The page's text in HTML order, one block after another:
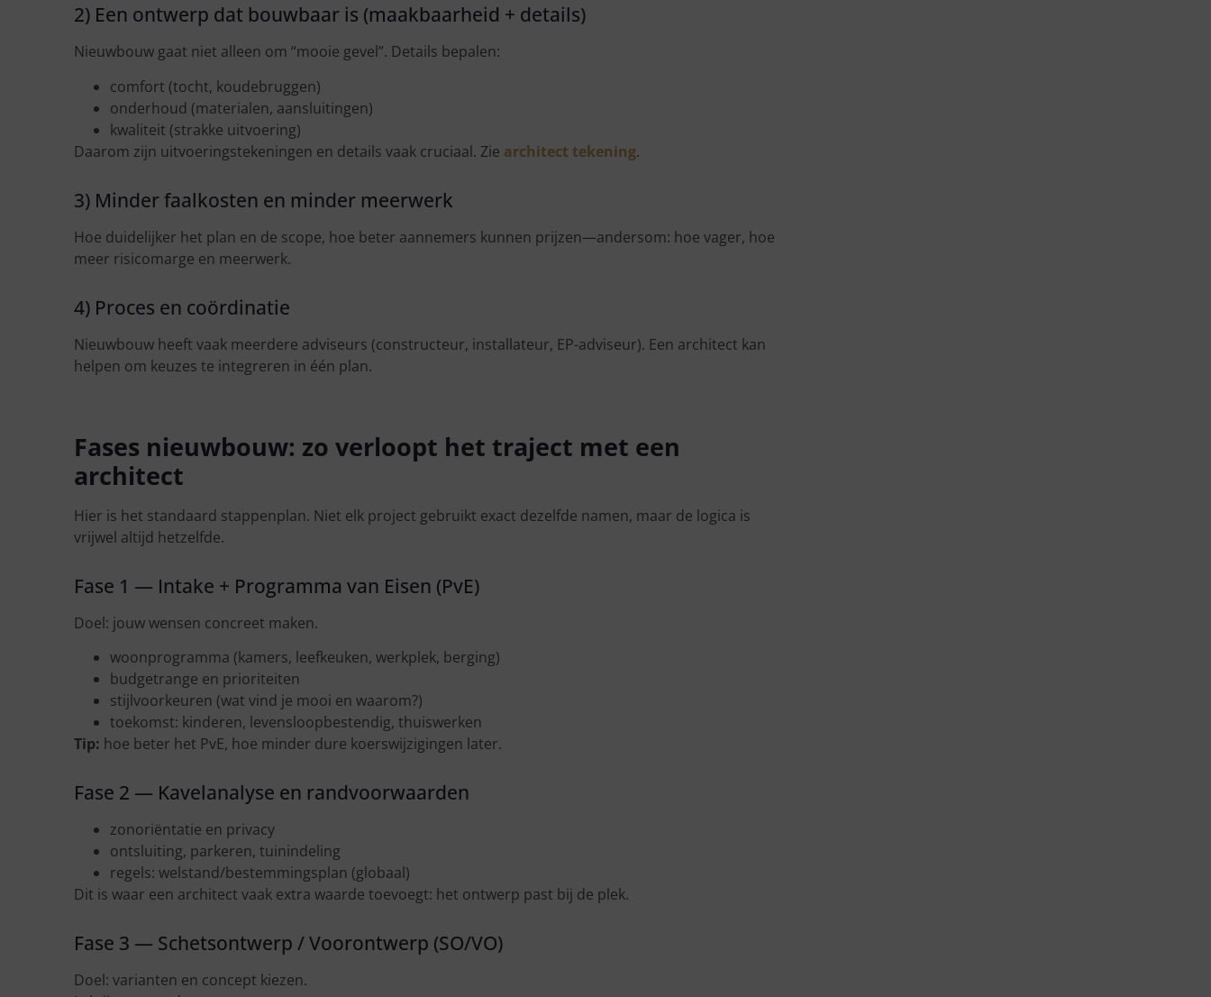
2) Een ontwerp dat bouwbaar is (maakbaarheid + details)
Nieuwbouw gaat niet alleen om “mooie gevel”. Details bepalen:
comfort (tocht, koudebruggen)
onderhoud (materialen, aansluitingen)
kwaliteit (strakke uitvoering)
Daarom zijn uitvoeringstekeningen en details vaak cruciaal. Zie architect tekening.
3) Minder faalkosten en minder meerwerk
Hoe duidelijker het plan en de scope, hoe beter aannemers kunnen prijzen—andersom: hoe vager, hoe
meer risicomarge en meerwerk.
4) Proces en coördinatie
Nieuwbouw heeft vaak meerdere adviseurs (constructeur, installateur, EP-adviseur). Een architect kan
helpen om keuzes te integreren in één plan.
Fases nieuwbouw: zo verloopt het traject met een
architect
Hier is het standaard stappenplan. Niet elk project gebruikt exact dezelfde namen, maar de logica is
vrijwel altijd hetzelfde.
Fase 1 — Intake + Programma van Eisen (PvE)
Doel: jouw wensen concreet maken.
woonprogramma (kamers, leefkeuken, werkplek, berging)
budgetrange en prioriteiten
stijlvoorkeuren (wat vind je mooi en waarom?)
toekomst: kinderen, levensloopbestendig, thuiswerken
Tip: hoe beter het PvE, hoe minder dure koerswijzigingen later.
Fase 2 — Kavelanalyse en randvoorwaarden
zonoriëntatie en privacy
ontsluiting, parkeren, tuinindeling
regels: welstand/bestemmingsplan (globaal)
Dit is waar een architect vaak extra waarde toevoegt: het ontwerp past bij de plek.
Fase 3 — Schetsontwerp / Voorontwerp (SO/VO)
Doel: varianten en concept kiezen.